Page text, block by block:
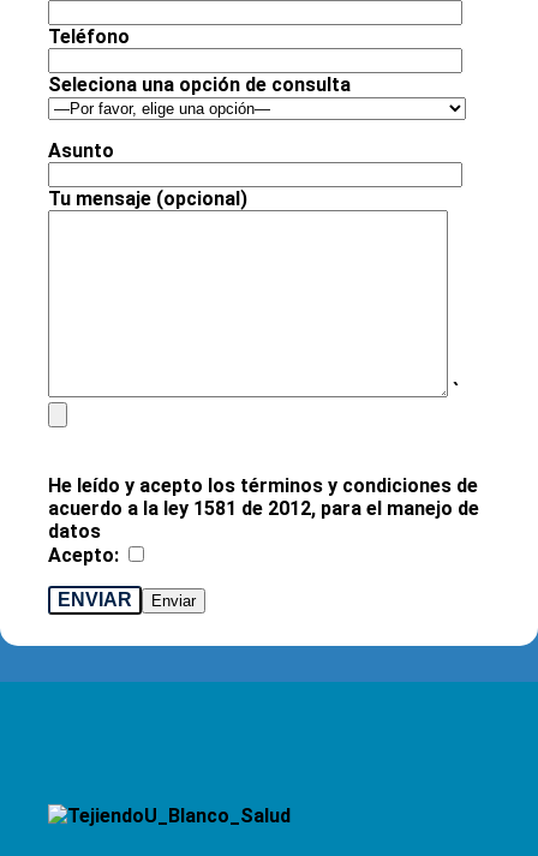
Teléfono
Seleciona una opción de consulta
Asunto
Tu mensaje (opcional)
`
He leído y acepto los términos y condiciones de
acuerdo a la ley 1581 de 2012, para el manejo de
datos
Acepto:
ENVIAR